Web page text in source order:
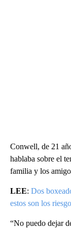
Conwell, de 21
hablaba sobre el
familia y los
LEE: Dos
estos son los
“No puedo dejar